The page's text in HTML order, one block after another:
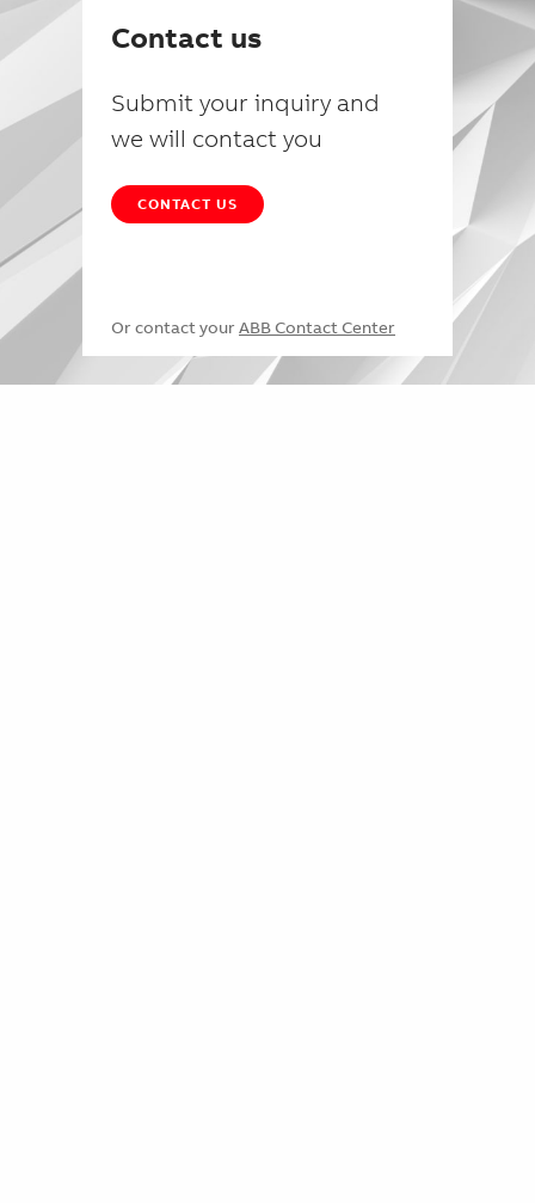
Contact us
Submit your inquiry and
we will contact you
CONTACT US
Or contact your ABB Contact Center